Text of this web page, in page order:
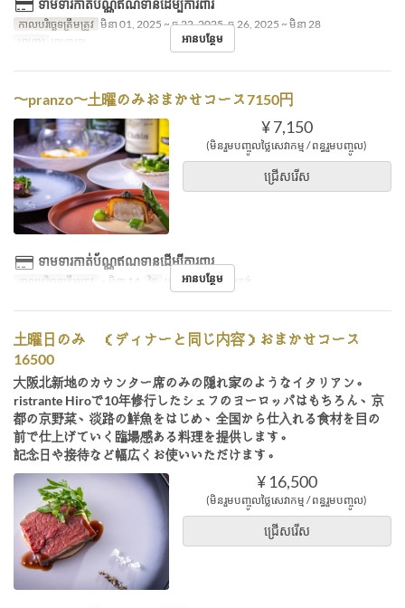
ទាមទារកាត់ប័ណ្ណឥណទានដើម្បីការពារ
កាលបរិច្ឆេទត្រឹមត្រូវ មិនា 01, 2025 ~ ធ្នូ 22, 2025, ធ្នូ 26, 2025 ~ មិនា 28
អាហារ
អាហារឡ អានបន្ថែម
〜pranzo〜土曜のみおまかせコース7150円
¥ 7,150
(មិនរួមបញ្ចូលថ្លៃសេវាកម្ម / ពន្ធរួមបញ្ចូល)
ជ្រើសរើស
ទាមទារកាត់ប័ណ្ណឥណទានដើម្បីការពារ
កាលបរិច្ឆេទត្រឹមត្រូវ ~ មិនា 14 ថ្ងៃ សៅរ៍ អាហារ ថ្ងៃត្រង់
អានបន្ថែម
土曜日のみ （ディナーと同じ内容）おまかせコース
16500
大阪北新地のカウンター席のみの隠れ家のようなイタリアン。
ristrante Hiroで10年修行したシェフのヨーロッパはもちろん、京
都の京野菜、淡路の鮮魚をはじめ、全国から仕入れる食材を目の
前で仕上げていく臨場感ある料理を提供します。
記念日や接待など幅広くお使いいただけます。
¥ 16,500
(មិនរួមបញ្ចូលថ្លៃសេវាកម្ម / ពន្ធរួមបញ្ចូល)
ជ្រើសរើស